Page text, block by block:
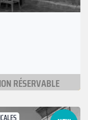
RÉSERVABLE